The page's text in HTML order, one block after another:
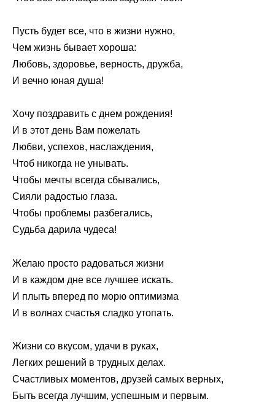
Пусть будет все, что в жизни нужно,
Чем жизнь бывает хороша:
Любовь, здоровье, верность, дружба,
И вечно юная душа!
Хочу поздравить с днем рождения!
И в этот день Вам пожелать
Любви, успехов, наслаждения,
Чтоб никогда не унывать.
Чтобы мечты всегда сбывались,
Сияли радостью глаза.
Чтобы проблемы разбегались,
Судьба дарила чудеса!
Желаю просто радоваться жизни
И в каждом дне все лучшее искать.
И плыть вперед по морю оптимизма
И в волнах счастья сладко утопать.
Жизни со вкусом, удачи в руках,
Легких решений в трудных делах.
Счастливых моментов, друзей самых верных,
Быть всегда лучшим, успешным и первым.